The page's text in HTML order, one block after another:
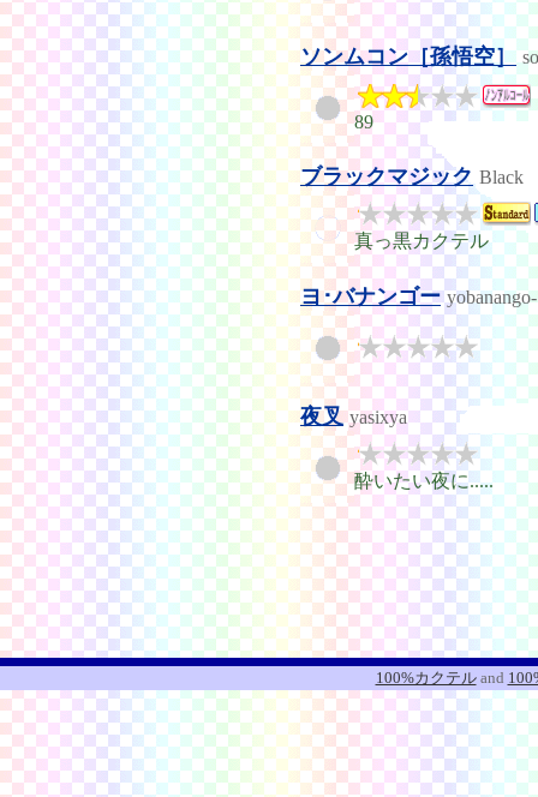
ソンムコン［孫悟空］
89
ブラックマジック Black
真っ黒カクテル
ヨ･バナンゴー yobanango-
夜叉 yasixya
酔いたい夜に.....
100%カクテルand